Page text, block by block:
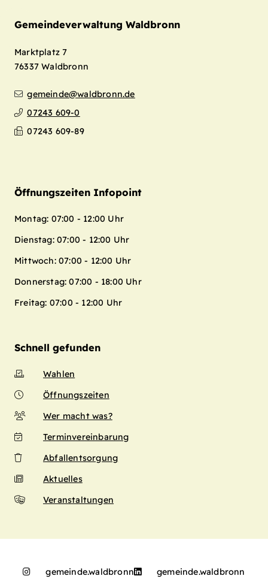
Gemeindeverwaltung Waldbronn
Marktplatz 7
76337 Waldbronn
gemeinde@waldbronn.de
07243 609-0
07243 609-89
Öffnungszeiten Infopoint
Montag: 07:00 - 12:00 Uhr
Dienstag: 07:00 - 12:00 Uhr
Mittwoch: 07:00 - 12:00 Uhr
Donnerstag: 07:00 - 18:00 Uhr
Freitag: 07:00 - 12:00 Uhr
Schnell gefunden
Wahlen
Öffnungszeiten
Wer macht was?
Terminvereinbarung
Abfallentsorgung
Aktuelles
Veranstaltungen
gemeinde.waldbronn gemeinde.waldbronn